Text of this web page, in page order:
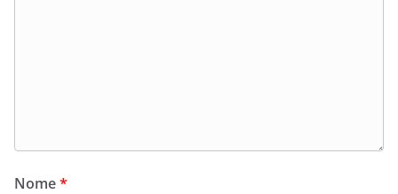
Nome*